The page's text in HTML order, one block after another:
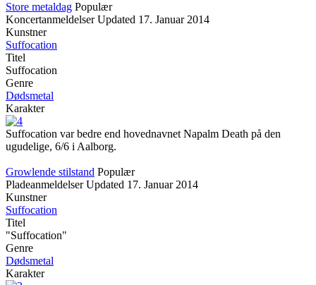
Store metaldag Populær
Koncertanmeldelser Updated 17. Januar 2014
Kunstner
Suffocation
Titel
Suffocation
Genre
Dødsmetal
Karakter
Suffocation var bedre end hovednavnet Napalm Death på den
ugudelige, 6/6 i Aalborg.
Growlende stilstand Populær
Pladeanmeldelser Updated 17. Januar 2014
Kunstner
Suffocation
Titel
"Suffocation"
Genre
Dødsmetal
Karakter